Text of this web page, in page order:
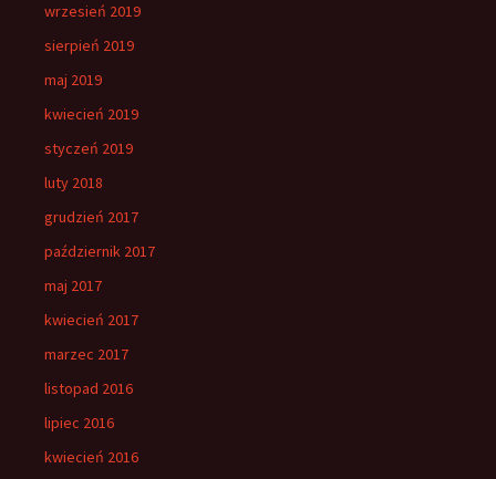
wrzesień 2019
sierpień 2019
maj 2019
kwiecień 2019
styczeń 2019
luty 2018
grudzień 2017
październik 2017
maj 2017
kwiecień 2017
marzec 2017
listopad 2016
lipiec 2016
kwiecień 2016